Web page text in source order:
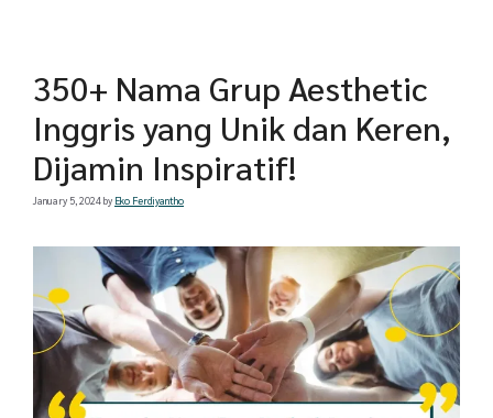
350+ Nama Grup Aesthetic
Inggris yang Unik dan Keren,
Dijamin Inspiratif!
January 5, 2024by Eko Ferdiyantho